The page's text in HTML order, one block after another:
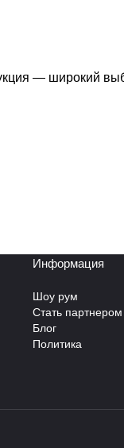
— широкий
Информация
Шоу рум
Стать партнером
Блог
Политика